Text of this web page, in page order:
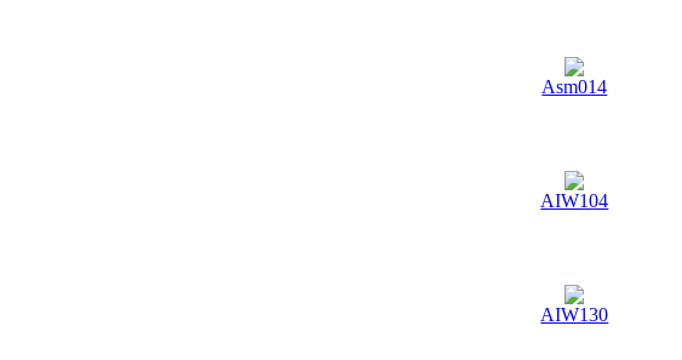
Asm014
AIW104
AIW130